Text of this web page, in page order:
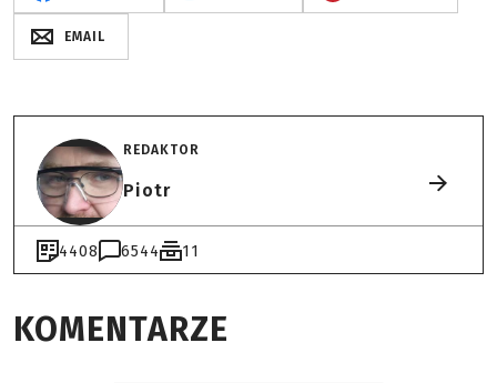
EMAIL
REDAKTOR
Piotr
4408 6544 11
KOMENTARZE